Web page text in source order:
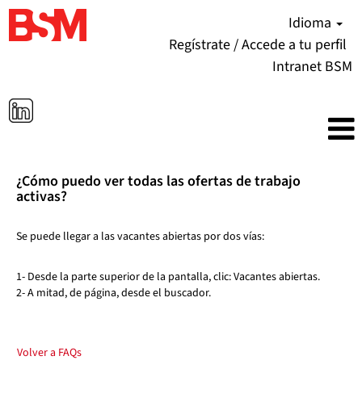
Idioma
Regístrate / Accede a tu perfil
Intranet BSM
¿Cómo puedo ver todas las ofertas de trabajo
activas?
Se puede llegar a las vacantes abiertas por dos vías:
1- Desde la parte superior de la pantalla, clic: Vacantes abiertas.
2- A mitad, de página, desde el buscador.
Volver a FAQs